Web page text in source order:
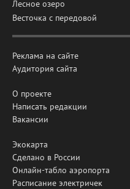
Лесное озеро
Весточка с передовой
Реклама на сайте
Аудитория сайта
О проекте
Написать редакции
Вакансии
Экокарта
Сделано в России
Онлайн-табло аэропорта
Расписание электричек